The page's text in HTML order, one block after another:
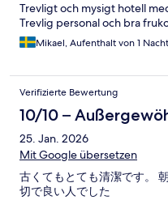
Tisch => kein blödes Warten
nachgelegt. Sehr gute
stets möglich, eigener
Dom und Schloss). Guter
Auto/Bahn! Bahnhof in 3 Min
Zug, der zwischen Dresden
Die S1 und S3 haben wir für
am Völkerschlachtdenkmal,
W aus schneller zu erreichen
Trevligt och mysigt hotell
Trevlig personal och bra
Mikael, Aufenthalt von 1 Nacht
Verifizierte Bewertung
10/10 –
25. Jan. 2026
Mit Google übersetzen
古くてもとても清潔です。
切で良い人でした